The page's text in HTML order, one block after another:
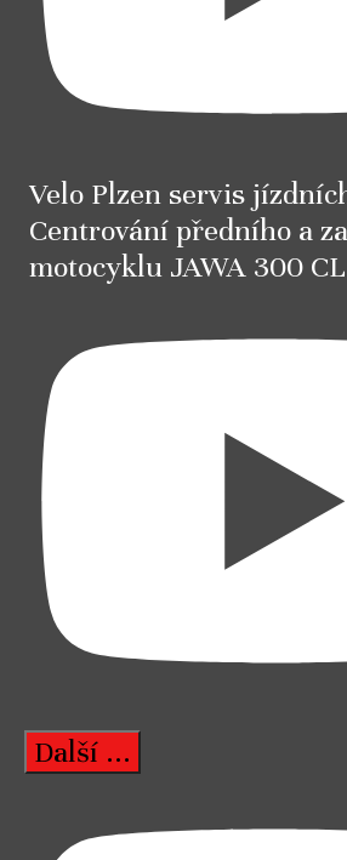
Velo Plzen servis
Centrování předního a
motocyklu JAWA 300
Další ...